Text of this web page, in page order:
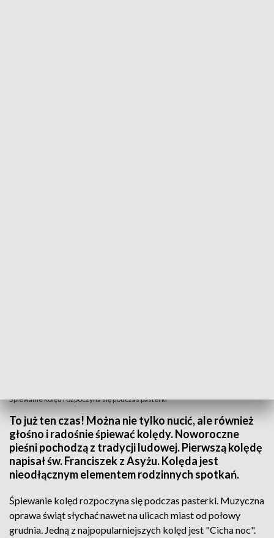
Śpiewanie kolęd rozpoczyna się podczas pasterki
To już ten czas! Można nie tylko nucić, ale również
głośno i radośnie śpiewać kolędy. Noworoczne
pieśni pochodzą z tradycji ludowej. Pierwszą kolędę
napisał św. Franciszek z Asyżu. Kolęda jest
nieodłącznym elementem rodzinnych spotkań.
Śpiewanie kolęd rozpoczyna się podczas pasterki. Muzyczna
oprawa świąt słychać nawet na ulicach miast od połowy
grudnia. Jedną z najpopularniejszych kolęd jest "Cicha noc".